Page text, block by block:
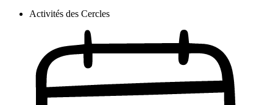
Activités des Cercles